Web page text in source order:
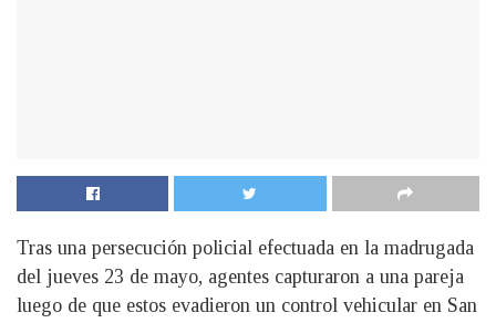
Tras una persecución policial efectuada en la madrugada
del jueves 23 de mayo, agentes capturaron a una pareja
luego de que estos evadieron un control vehicular en San